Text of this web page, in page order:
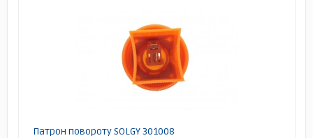
Патрон повороту SOLGY 301008